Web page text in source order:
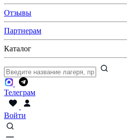
Отзывы
Партнерам
Каталог
Телеграм
Войти